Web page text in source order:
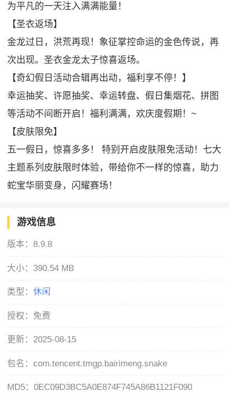
为平凡的一天注入满满能量！
【圣衣返场】
金龙过日，洪荒再现！象征掌控命运的金色传说，再
次出现。圣衣金龙太子惊喜返场。
【奇幻假日活动合辑再出动，福利享不停！】
幸运抽奖、许愿抽奖、幸运转盘、假日集烟花、拼图
等活动不间断开启！福利满满，欢庆度假期！~
【皮肤限免】
五一假日，惊喜多多！ 特别开启皮肤限免活动！七大
主题系列皮肤限时体验，带给你不一样的惊喜，助力
蛇宝华丽变身，闪耀赛场！
游戏信息
版本：8.9.8
大小： 390.54 MB
类型：休闲
授权： 免费
更新： 2025-08-15
包名：com.tencent.tmgp.bairimeng.snake
MD5：0EC09D3BC5A0E874F745A86B1121F090